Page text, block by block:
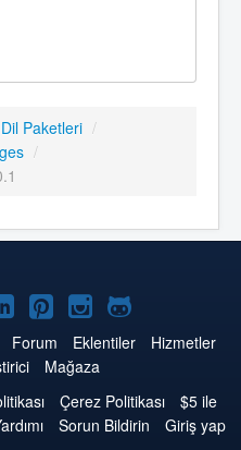
Dil Paketleri /
/
LinkedIn'de
Joomla
Pinterest'de
Joomla
Instagram'da
Joomla
GitHub'da
Joomla
Forum Eklentiler
Hizmetler
Mağaza
Çerez Politikası
$5 ile
Sorun Bildirin
Giriş yap